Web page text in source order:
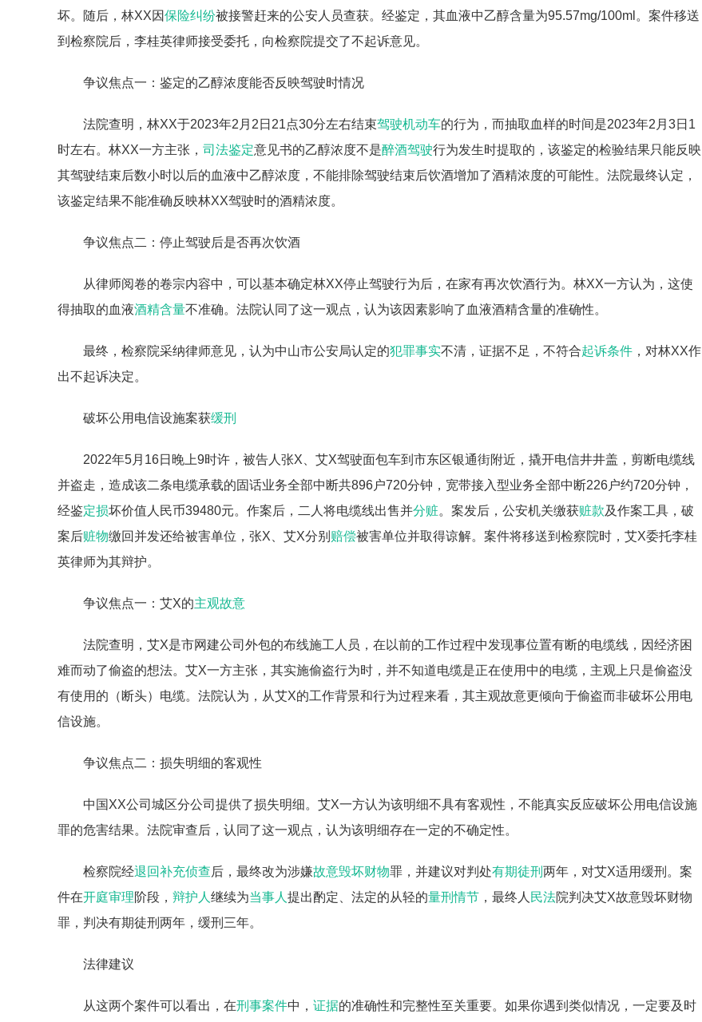
坏。随后，林XX因保险纠纷被接警赶来的公安人员查获。经鉴定，其血液中乙醇含量为95.57mg/100ml。案件移送
到检察院后，李桂英律师接受委托，向检察院提交了不起诉意见。
争议焦点一：鉴定的乙醇浓度能否反映驾驶时情况
法院查明，林XX于2023年2月2日21点30分左右结束驾驶机动车的行为，而抽取血样的时间是2023年2月3日1
时左右。林XX一方主张， 司法鉴定意见书的乙醇浓度不是醉酒驾驶行为发生时提取的，该鉴定的检验结果只能反映
其驾驶结束后数小时以后的血液中乙醇浓度，不能排除驾驶结束后饮酒增加了酒精浓度的可能性。法院最终认定，
该鉴定结果不能准确反映林XX驾驶时的酒精浓度。
争议焦点二：停止驾驶后是否再次饮酒
从律师阅卷的卷宗内容中，可以基本确定林XX停止驾驶行为后，在家有再次饮酒行为。林XX一方认为，这使
得抽取的血液酒精含量不准确。法院认同了这一观点，认为该因素影响了血液酒精含量的准确性。
最终，检察院采纳律师意见，认为中山市公安局认定的犯罪事实不清，证据不足，不符合起诉条件 ，对林XX作
出不起诉决定。
破坏公用电信设施案获缓刑
2022年5月16日晚上9时许，被告人张X、艾X驾驶面包车到市东区银通街附近，撬开电信井井盖，剪断电缆线
并盗走，造成该二条电缆承载的固话业务全部中断共896户720分钟，宽带接入型业务全部中断226户约720分钟，
经鉴定损坏价值人民币39480元。作案后，二人将电缆线出售并分赃。案发后，公安机关缴获赃款及作案工具，破
案后赃物缴回并发还给被害单位，张X、艾X分别 赔偿被害单位并取得谅解。案件将移送到检察院时，艾X委托李桂
英律师为其辩护。
争议焦点一：艾X的主观故意
法院查明，艾X是市网建公司外包的布线施工人员，在以前的工作过程中发现事位置有断的电缆线，因经济困
难而动了偷盗的想法。艾X一方主张，其实施偷盗行为时，并不知道电缆是正在使用中的电缆，主观上只是偷盗没
有使用的（断头）电缆。法院认为，从艾X的工作背景和行为过程来看，其主观故意更倾向于偷盗而非破坏公用电
信设施。
争议焦点二：损失明细的客观性
中国XX公司城区分公司提供了损失明细。艾X一方认为该明细不具有客观性，不能真实反应破坏公用电信设施
罪的危害结果。法院审查后，认同了这一观点，认为该明细存在一定的不确定性。
检察院经退回补充侦查后，最终改为涉嫌故意毁坏财物罪，并建议对判处有期徒刑 两年，对艾X适用缓刑。案
件在开庭审理阶段， 辩护人 继续为当事人 提出酌定、法定的从轻的量刑情节 ，最终人 民法院判决艾X故意毁坏财物
罪，判决有期徒刑两年，缓刑三年。
法律建议
从这两个案件可以看出，在刑事案件中， 证据的准确性和完整性至关重要。如果你遇到类似情况，一定要及时